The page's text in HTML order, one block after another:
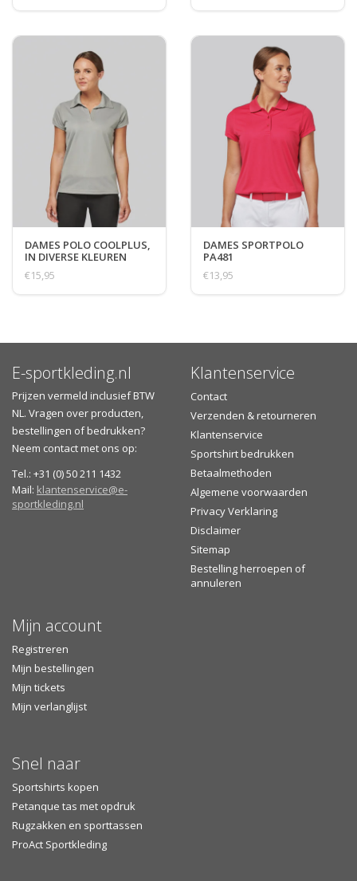
DAMES POLO COOLPLUS,
IN DIVERSE KLEUREN
€15,95
DAMES SPORTPOLO
PA481
€13,95
E-sportkleding.nl
Prijzen vermeld inclusief BTW
NL. Vragen over producten,
bestellingen of bedrukken?
Neem contact met ons op:
Tel.: +31 (0) 50 211 1432
Mail: klantenservice@e-
sportkleding.nl
Klantenservice
Contact
Verzenden & retourneren
Klantenservice
Sportshirt bedrukken
Betaalmethoden
Algemene voorwaarden
Privacy Verklaring
Disclaimer
Sitemap
Bestelling herroepen of
annuleren
Mijn account
Registreren
Mijn bestellingen
Mijn tickets
Mijn verlanglijst
Snel naar
Sportshirts kopen
Petanque tas met opdruk
Rugzakken en sporttassen
ProAct Sportkleding